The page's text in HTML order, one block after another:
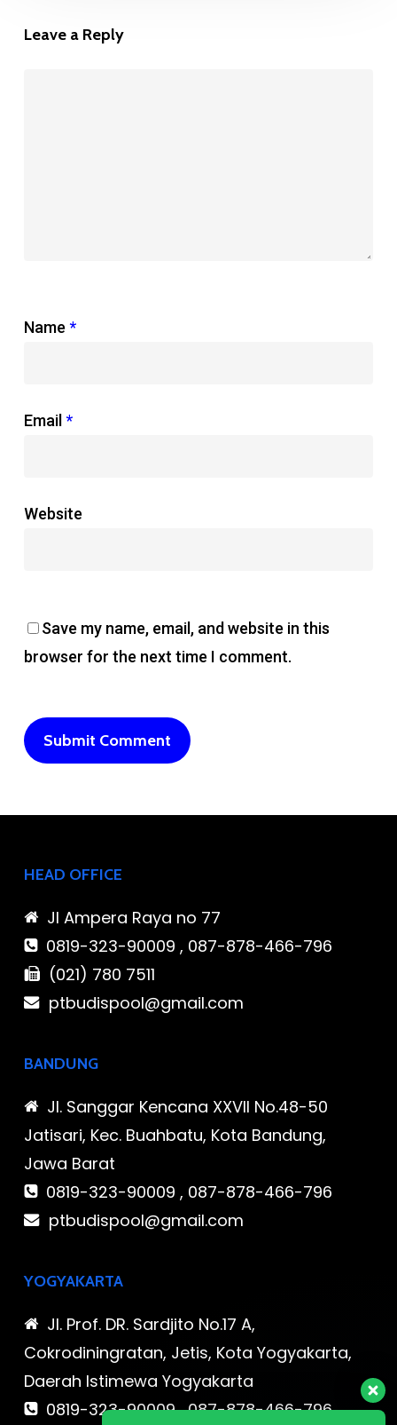
Leave a Reply
Name *
Email*
Website
Save my name, email, and website in this
browser for the next time I comment.
HEAD OFFICE
Jl Ampera Raya no 77
0819-323-90009 , 087-878-466-796
(021) 780 7511
ptbudispool@gmail.com
BANDUNG
Jl. Sanggar Kencana XXVII No.48-50
Jatisari, Kec. Buahbatu, Kota Bandung,
Jawa Barat
0819-323-90009 , 087-878-466-796
ptbudispool@gmail.com
YOGYAKARTA
Jl. Prof. DR. Sardjito No.17 A,
Cokrodiningratan, Jetis, Kota Yogyakarta,
Daerah Istimewa Yogyakarta
0819-323-90009 , 087-878-466-796